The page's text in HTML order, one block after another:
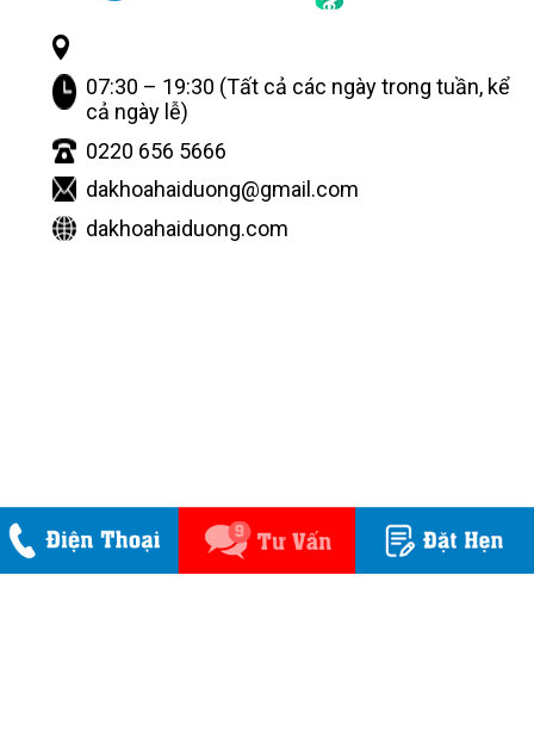
07:30 – 19:30 (Tất cả các ngày trong tuần, kể
cả ngày lễ)
0220 656 5666
dakhoahaiduong@gmail.com
dakhoahaiduong.com